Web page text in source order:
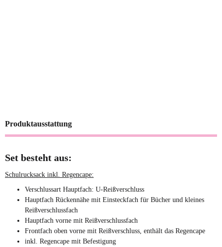
Top
Produktausstattung
Set besteht aus:
Schulrucksack inkl. Regencape:
Verschlussart Hauptfach: U-Reißverschluss
Hauptfach Rückennähe mit Einsteckfach für Bücher und kleines
Reißverschlussfach
Hauptfach vorne mit Reißverschlussfach
Frontfach oben vorne mit Reißverschluss, enthält das Regencape
inkl. Regencape mit Befestigung